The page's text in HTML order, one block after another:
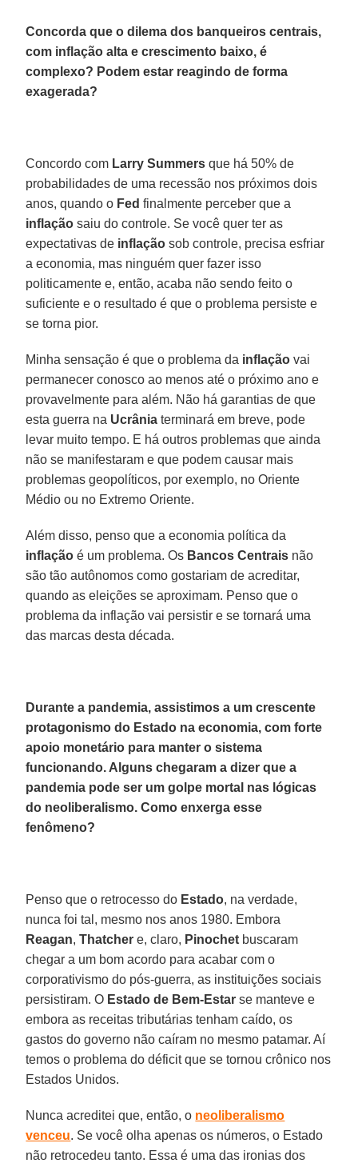
Concorda que o dilema dos banqueiros centrais,
com inflação alta e crescimento baixo, é
complexo? Podem estar reagindo de forma
exagerada?
Concordo com Larry Summers que há 50% de
probabilidades de uma recessão nos próximos dois
anos, quando o Fed finalmente perceber que a
inflação saiu do controle. Se você quer ter as
expectativas de inflação sob controle, precisa esfriar
a economia, mas ninguém quer fazer isso
politicamente e, então, acaba não sendo feito o
suficiente e o resultado é que o problema persiste e
se torna pior.
Minha sensação é que o problema da inflação vai
permanecer conosco ao menos até o próximo ano e
provavelmente para além. Não há garantias de que
esta guerra na Ucrânia terminará em breve, pode
levar muito tempo. E há outros problemas que ainda
não se manifestaram e que podem causar mais
problemas geopolíticos, por exemplo, no Oriente
Médio ou no Extremo Oriente.
Além disso, penso que a economia política da
inflação é um problema. Os Bancos Centrais não
são tão autônomos como gostariam de acreditar,
quando as eleições se aproximam. Penso que o
problema da inflação vai persistir e se tornará uma
das marcas desta década.
Durante a pandemia, assistimos a um crescente
protagonismo do Estado na economia, com forte
apoio monetário para manter o sistema
funcionando. Alguns chegaram a dizer que a
pandemia pode ser um golpe mortal nas lógicas
do neoliberalismo. Como enxerga esse
fenômeno?
Penso que o retrocesso do Estado, na verdade,
nunca foi tal, mesmo nos anos 1980. Embora
Reagan,Thatcher e, claro, Pinochet buscaram
chegar a um bom acordo para acabar com o
corporativismo do pós-guerra, as instituições sociais
persistiram. O Estado de Bem-Estar se manteve e
embora as receitas tributárias tenham caído, os
gastos do governo não caíram no mesmo patamar. Aí
temos o problema do déficit que se tornou crônico nos
Estados Unidos.
Nunca acreditei que, então, o neoliberalismo
venceu. Se você olha apenas os números, o Estado
não retrocedeu tanto. Essa é uma das ironias dos